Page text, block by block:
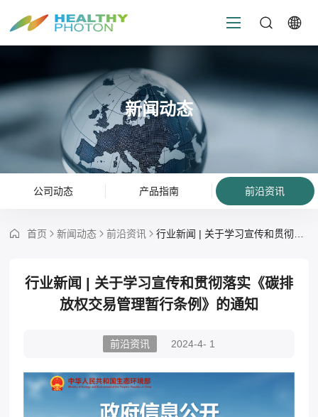
新闻动态
公司动态 产品指南 前沿资讯
首页 新闻动态 前沿资讯 行业新闻 | 关于学习宣传和贯彻落实《碳排放权交易管理暂行条例》的通知
行业新闻 | 关于学习宣传和贯彻落实《碳排
放权交易管理暂行条例》的通知
前沿资讯 2024-4- 1